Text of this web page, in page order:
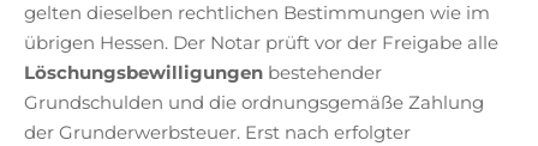
gelten dieselben rechtlichen Bestimmungen wie im
übrigen Hessen. Der Notar prüft vor der Freigabe alle
Löschungsbewilligungen bestehender
Grundschulden und die ordnungsgemäße Zahlung
der Grunderwerbsteuer. Erst nach erfolgter